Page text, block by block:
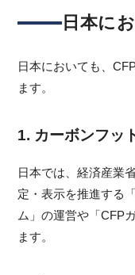
日本に
日本においても、
ます。
1. カーボンフッ
日本では、経済産業
定・表示を推進する
ム」の運営や「CFP
ます。